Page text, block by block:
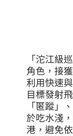
「沱江級
角色，接
利用快速
目標發射
「匿蹤」
於吃水淺
港，避免